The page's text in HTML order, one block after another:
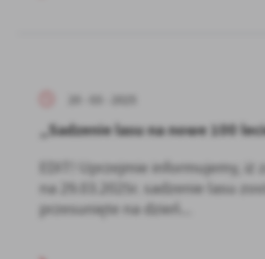
„Sadzenie lasu na nowe 100
EDIT! Uprzejmie informujemy, iż
na 29.03.2025r. sadzenie lasu
przesunięte na dzień...